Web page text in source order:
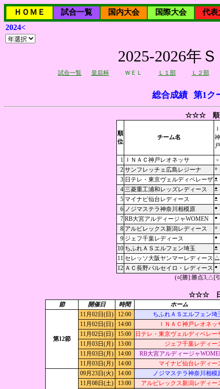
ＨＯＭＥ 試合一覧 国内大会 国際大会
代表
2024<
2025-2026年
試合一覧 皇后杯 ＷＥＬ Ｌ１部 Ｌ２部
総合成績 第1ク
☆☆☆ 順
順
位
チーム名
Ｉ
神
戸
1 ＩＮＡＣ神戸レオネッサ ×
2 サンフレッチェ広島レジーナ ○
3 日テレ・東京ヴェルディベレーザ ●
4 三菱重工浦和レッズレディース ●
5 マイナビ仙台レディース ●
6 ノジマステラ神奈川相模原 ●
7 RB大宮アルディージャWOMEN ●
8 アルビレックス新潟レディース ○
9 ジェフ千葉レディース ●
10 ちふれＡＳエルフェン埼玉 ●
11 セレッソ大阪ヤンマーレディース △
12 ＡＣ長野パルセイロ・レディース ●
(○[勝]:勝点3,△[
☆☆☆ 日
節 開催日 時間 ホーム
第12節
11月02日(日) 12:00
ちふれＡＳエルフェン埼
11月02日(日)
14:00
ＩＮＡＣ神戸レオネッ
11月02日(日)
15:00
日テレ・東京ヴェルディベレー
11月03日(月)
13:00
ジェフ千葉レディー
11月03日(月)
14:00
RB大宮アルディージャ
11月03日(月)
14:00 マイナビ仙台レディー
09月23日(火) 14:00
ノジマステラ神奈川相模
11月08日(土)
13:00
アルビレックス新潟レディー